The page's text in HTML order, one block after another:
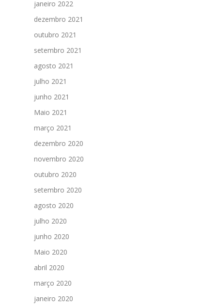
janeiro 2022
dezembro 2021
outubro 2021
setembro 2021
agosto 2021
julho 2021
junho 2021
Maio 2021
março 2021
dezembro 2020
novembro 2020
outubro 2020
setembro 2020
agosto 2020
julho 2020
junho 2020
Maio 2020
abril 2020
março 2020
janeiro 2020